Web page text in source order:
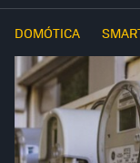
DOMÓTICA